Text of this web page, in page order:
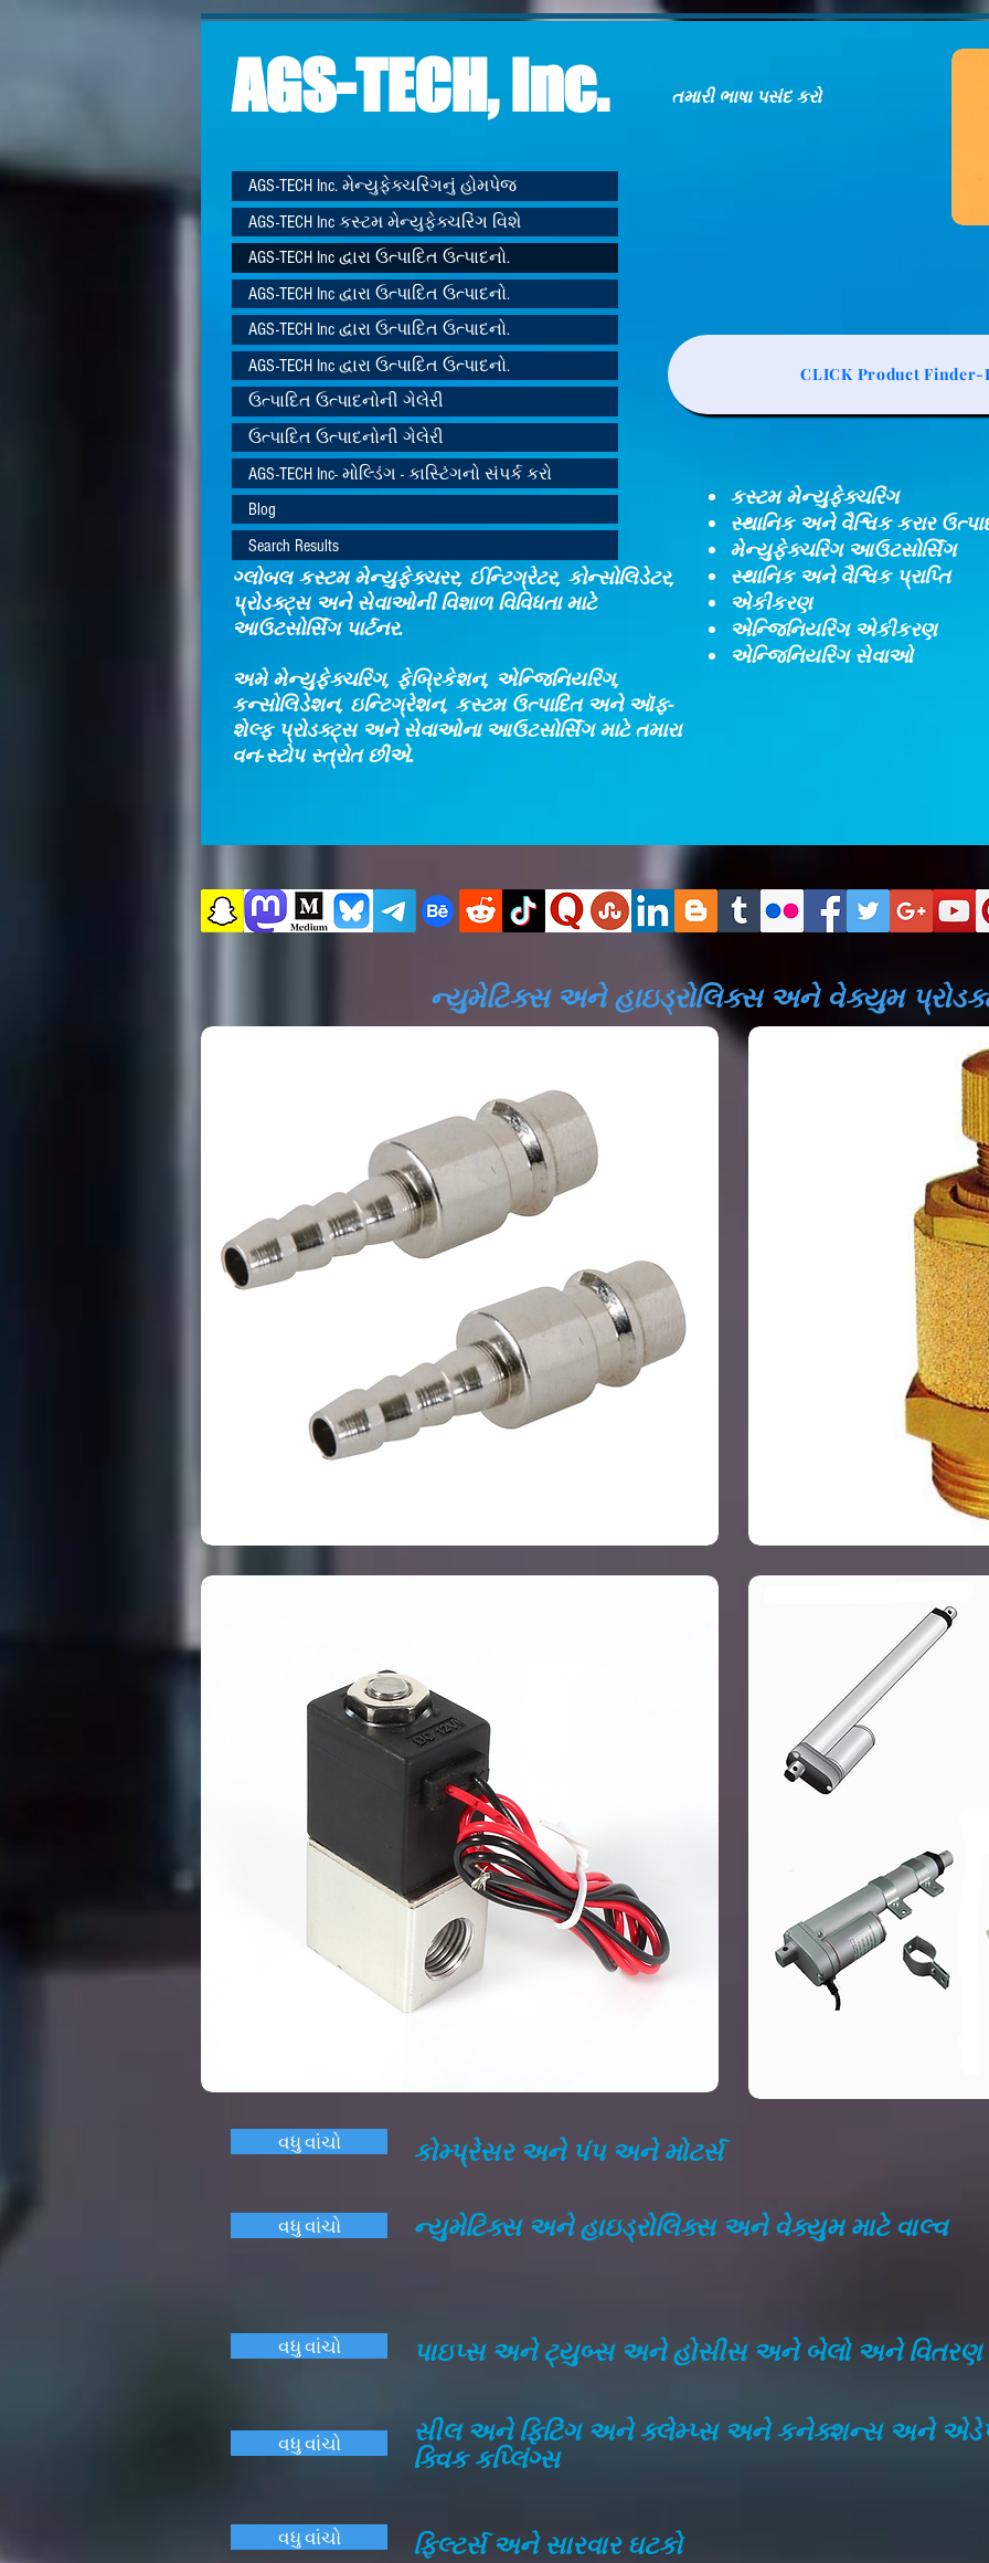
AGS-TECH, Inc.
AGS-TECH Inc. મેન્યુફેક્ચરિંગનું હોમપેજ
AGS-TECH Inc કસ્ટમ મેન્યુફેક્ચરિંગ વિશે
AGS-TECH Inc દ્વારા ઉત્પાદિત ઉત્પાદનો.
AGS-TECH Inc દ્વારા ઉત્પાદિત ઉત્પાદનો.
AGS-TECH Inc દ્વારા ઉત્પાદિત ઉત્પાદનો.
AGS-TECH Inc દ્વારા ઉત્પાદિત ઉત્પાદનો.
ઉત્પાદિત ઉત્પાદનોની ગેલેરી
ઉત્પાદિત ઉત્પાદનોની ગેલેરી
AGS-TECH Inc- મોલ્ડિંગ - કાસ્ટિંગનો સંપર્ક કરો
Blog
Search Results
ગ્લોબલ કસ્ટમ મેન્યુફેક્ચરર, ઈન્ટિગ્રેટર, કોન્સોલિડેટર,
પ્રોડક્ટ્સ અને સેવાઓની વિશાળ વિવિધતા માટે
આઉટસોર્સિંગ પાર્ટનર.
અમે મેન્યુફેક્ચરિંગ, ફેબ્રિકેશન, એન્જિનિયરિંગ,
કન્સોલિડેશન, ઇન્ટિગ્રેશન, કસ્ટમ ઉત્પાદિત અને ઑફ-
શેલ્ફ પ્રોડક્ટ્સ અને સેવાઓના આઉટસોર્સિંગ માટે તમારા
વન-સ્ટોપ સ્ત્રોત છીએ.
તમારી ભાષા પસંદ કરો
CLICK Product Finder-
કસ્ટમ મેન્યુફેક્ચરિંગ
સ્થાનિક અને વૈશ્વિક કરાર
મેન્યુફેક્ચરિંગ આઉટસોર્સિંગ
સ્થાનિક અને વૈશ્વિક પ્રાપ્તિ
એકીકરણ​
એન્જિનિયરિંગ એકીકરણ​
એન્જિનિયરિંગ સેવાઓ
ન્યુમેટિક્સ અને હાઇડ્રોલિક્સ અને વેક્યુમ
વધુ વાંચો કોમ્પ્રેસર અને પંપ અને મોટર્સ
વધુ વાંચો ન્યુમેટિક્સ અને હાઇડ્રોલિક્સ અને વેક્યુમ માટે વાલ્વ
વધુ વાંચો પાઇપ્સ અને ટ્યુબ્સ અને હોસીસ અને બેલો અને વિતરણ
વધુ વાંચો સીલ અને ફિટિંગ અને ક્લેમ્પ્સ અને કનેક્શન્સ અને
ક્વિક કપ્લિંગ્સ
વધુ વાંચો ફિલ્ટર્સ અને સારવાર ઘટકો